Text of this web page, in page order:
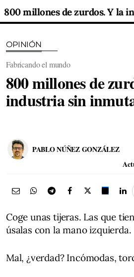
OPINIÓN
Fabricando el mundo
800 millones de
industria sin
PABLO NÚÑEZ GONZÁLEZ
Coge unas tijeras. Las que
úsalas con la mano izquierda.
Mal, ¿verdad? Incómodas,